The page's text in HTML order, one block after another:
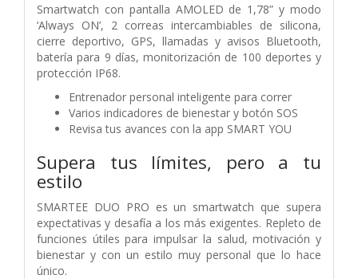
Smartwatch con pantalla AMOLED de 1,78” y modo
‘Always ON’, 2 correas intercambiables de silicona,
cierre deportivo, GPS, llamadas y avisos Bluetooth,
batería para 9 días, monitorización de 100 deportes y
protección IP68.
Entrenador personal inteligente para correr
Varios indicadores de bienestar y botón SOS
Revisa tus avances con la app SMART YOU
Supera tus límites, pero a tu
estilo
SMARTEE DUO PRO es un smartwatch que supera
expectativas y desafía a los más exigentes. Repleto de
funciones útiles para impulsar la salud, motivación y
bienestar y con un estilo muy personal que lo hace
único.